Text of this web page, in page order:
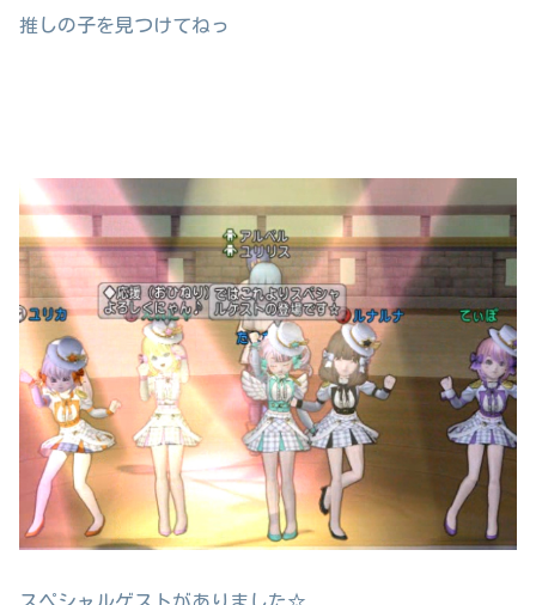
推しの子を見つけてねっ